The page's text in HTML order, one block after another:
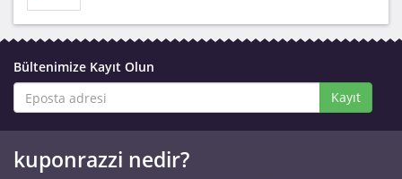
Bültenimize Kayıt Olun
Kayıt
kuponrazzi nedir?